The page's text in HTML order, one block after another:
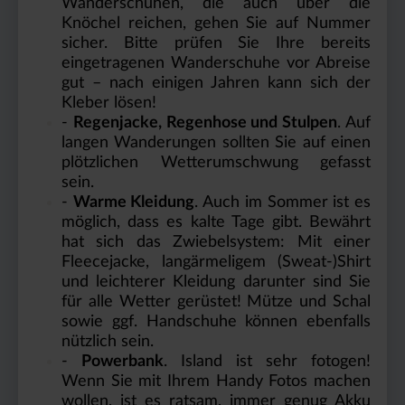
Knöchel reichen, gehen Sie auf Nummer
sicher. Bitte prüfen Sie Ihre bereits
eingetragenen Wanderschuhe vor Abreise
gut – nach einigen Jahren kann sich der
Kleber lösen!
-
Regenjacke, Regenhose und Stulpen. Auf
langen Wanderungen sollten Sie auf einen
plötzlichen Wetterumschwung gefasst
sein.
- Warme Kleidung. Auch im Sommer ist es
möglich, dass es kalte Tage gibt. Bewährt
hat sich das Zwiebelsystem: Mit einer
Fleecejacke, langärmeligem (Sweat-)Shirt
und leichterer Kleidung darunter sind Sie
für alle Wetter gerüstet! Mütze und Schal
sowie ggf. Handschuhe können ebenfalls
nützlich sein.
-
Powerbank. Island ist sehr fotogen!
Wenn Sie mit Ihrem Handy Fotos machen
wollen, ist es ratsam, immer genug Akku